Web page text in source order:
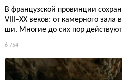
В французской провинции
VIII–XX веков: от камерного
ши. Многие до сих пор
6 754